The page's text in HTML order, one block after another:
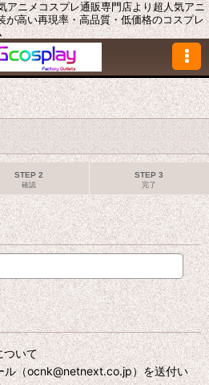
アニメコスプレ通販専門店より超人気アニ
高い再現率・高品質・低価格のコスプレ
STEP 2
確認
STEP 3
完了
ついて
ル（ocnk@netnext.co.jp）を送付い